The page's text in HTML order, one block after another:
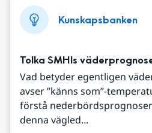
Kunskapsbanken
Tolka SMHIs
Vad betyder egentligen
avser ”känns som”-
förstå
denna vägled...